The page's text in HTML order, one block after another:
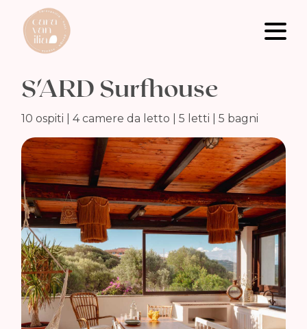
S'ARD Surfhouse
10 ospiti | 4 camere da letto | 5 letti | 5 bagni